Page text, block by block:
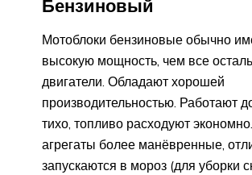
Бензиновый
Мотоблоки бензиновые обычно
высокую мощность, чем все
двигатели. Обладают хорошей
производительностью. Работают
тихо, топливо расходуют
агрегаты более манёвренные,
запускаются в мороз (для уборки